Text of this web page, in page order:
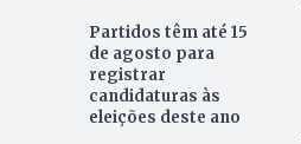
Partidos têm até 15
de agosto para
registrar
candidaturas às
eleições deste ano